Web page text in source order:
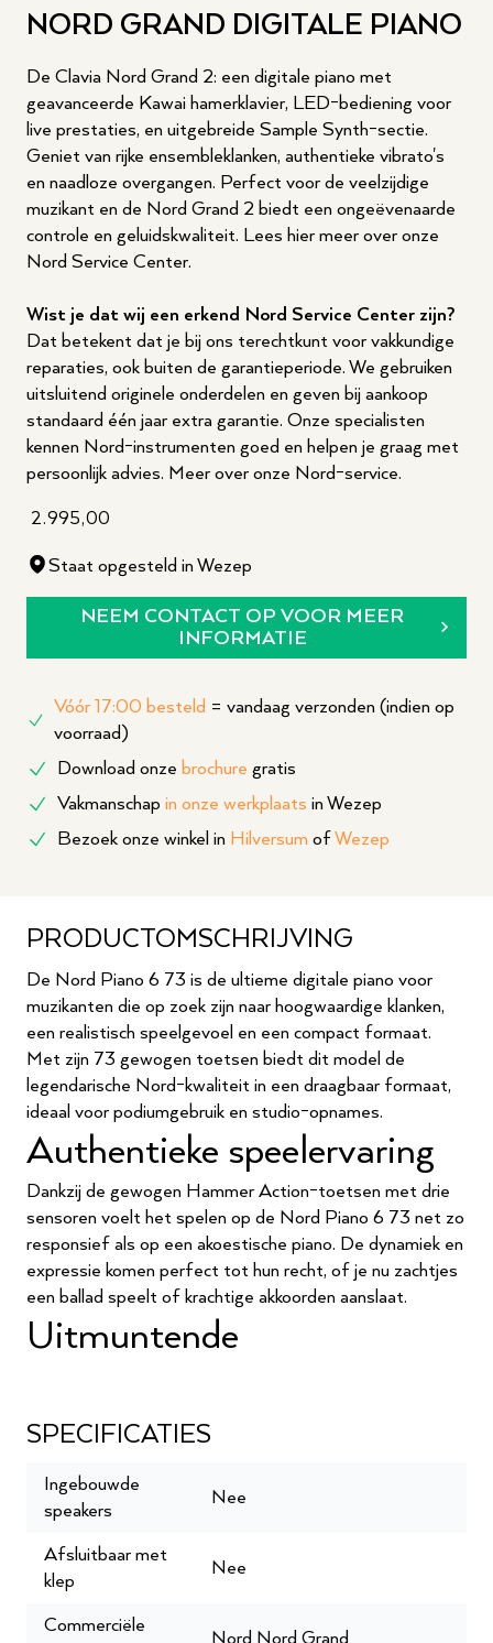
NORD GRAND DIGITALE PIANO
De Clavia Nord Grand 2: een digitale piano met
geavanceerde Kawai hamerklavier, LED-bediening voor
live prestaties, en uitgebreide Sample Synth-sectie.
Geniet van rijke ensembleklanken, authentieke vibrato's
en naadloze overgangen. Perfect voor de veelzijdige
muzikant en de Nord Grand 2 biedt een ongeëvenaarde
controle en geluidskwaliteit. Lees hier meer over onze
Nord Service Center.
Wist je dat wij een erkend Nord Service Center zijn?
Dat betekent dat je bij ons terechtkunt voor vakkundige
reparaties, ook buiten de garantieperiode. We gebruiken
uitsluitend originele onderdelen en geven bij aankoop
standaard één jaar extra garantie. Onze specialisten
kennen Nord-instrumenten goed en helpen je graag met
persoonlijk advies. Meer over onze Nord-service.
2.995,00
Staat opgesteld in Wezep
NEEM CONTACT OP VOOR MEER
INFORMATIE
Vóór 17:00 besteld = vandaag verzonden (indien op
voorraad)
Download onze brochure gratis
Vakmanschap in onze werkplaats in Wezep
Bezoek onze winkel in Hilversum of Wezep
PRODUCTOMSCHRIJVING
De Nord Piano 6 73 is de ultieme digitale piano voor
muzikanten die op zoek zijn naar hoogwaardige klanken,
een realistisch speelgevoel en een compact formaat.
Met zijn 73 gewogen toetsen biedt dit model de
legendarische Nord-kwaliteit in een draagbaar formaat,
ideaal voor podiumgebruik en studio-opnames.
Authentieke speelervaring
Dankzij de gewogen Hammer Action-toetsen met drie
sensoren voelt het spelen op de Nord Piano 6 73 net zo
responsief als op een akoestische piano. De dynamiek en
expressie komen perfect tot hun recht, of je nu zachtjes
een ballad speelt of krachtige akkoorden aanslaat.
Uitmuntende
De Nord Piano Library biedt een uitgebreide selectie
klavecimbels. Met het geavanceerde Sample
Synthesizer-gedeelte voeg je eenvoudig orkestklanken,
klankovergangen kun je moeiteloos schakelen tussen
geluiden zonder hoorbare onderbrekingen.
Krachtige layer- en
SPECIFICATIES
Ingebouwde
speakers
Nee
Afsluitbaar met
klep
Nee
Commerciële
Nord Nord Grand